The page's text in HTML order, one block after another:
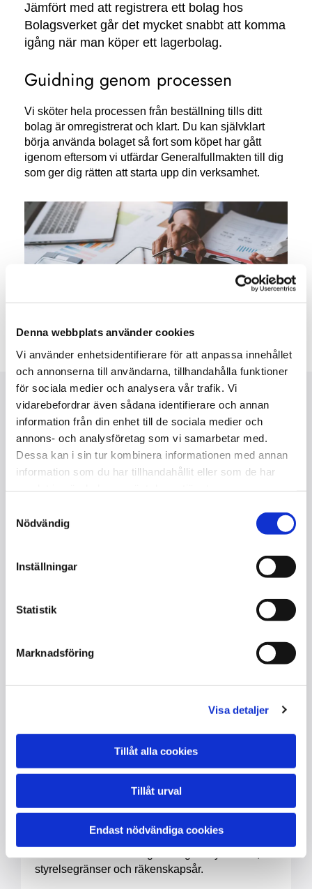
Denna webbplats använder cookies
Vi använder enhetsidentifierare för att anpassa innehållet
och annonserna till användarna, tillhandahålla funktioner
för sociala medier och analysera vår trafik. Vi
vidarebefordrar även sådana identifierare och annan
information från din enhet till de sociala medier och
annons- och analysföretag som vi samarbetar med.
Dessa kan i sin tur kombinera informationen med annan
information som du har tillhandahållit eller som de har
Nödvändig
Inställningar
Statistik
Marknadsföring
Visa detaljer
Tillåt alla cookies
Tillåt urval
Endast nödvändiga cookies
Jämfört med att registrera ett bolag hos
Bolagsverket går det mycket snabbt att komma
igång när man köper ett lagerbolag.
Guidning genom processen
Vi sköter hela processen från beställning tills ditt
bolag är omregistrerat och klart. Du kan självklart
börja använda bolaget så fort som köpet har gått
igenom eftersom vi utfärdar Generalfullmakten till dig
som ger dig rätten att starta upp din verksamhet.
FÖRDELARNA MED
LAGERBOLAG
Köpa lagerbolag genom oss är ett tryggt sätt att skaffa sig
ett aktiebolag på och vi finns där för dig under hela
processen.
Här bekräftar du de uppgifter som ska skickas till
styrelse och nya adress.
2. Bolagsstämmoprotokoll
3. Bolagsordning
styrelsegränser och räkenskapsår.